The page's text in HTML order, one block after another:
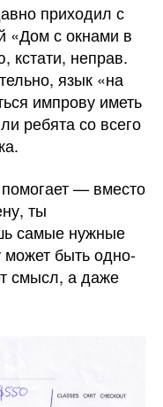
приходил с
«Дом с окнами в
кстати, неправ.
язык «на
импрову иметь
ребята со всего
— вместо
ты
самые нужные
быть одно-
смысл, а даже